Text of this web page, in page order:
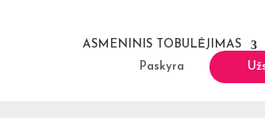
ASMENINIS TOBULĖJIMAS
Paskyra